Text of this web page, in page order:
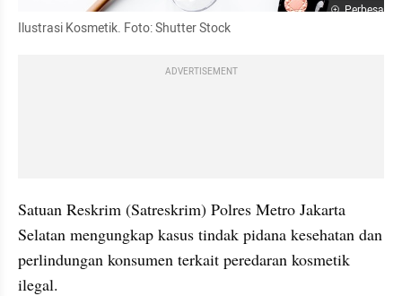
Perbesar
Ilustrasi Kosmetik. Foto: Shutter Stock
ADVERTISEMENT
Satuan Reskrim (Satreskrim) Polres Metro Jakarta
Selatan mengungkap kasus tindak pidana kesehatan dan
perlindungan konsumen terkait peredaran kosmetik
ilegal.